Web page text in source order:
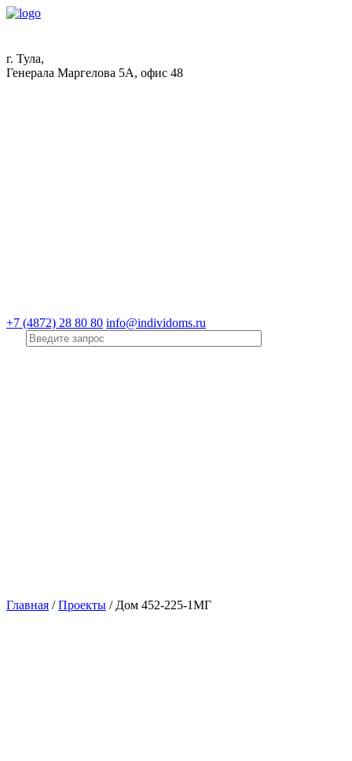
г. Тула,
Генерала Маргелова 5А, офис 48
+7 (4872) 28 80 80 info@individoms.ru
Главная /Проекты / Дом 452-225-1МГ